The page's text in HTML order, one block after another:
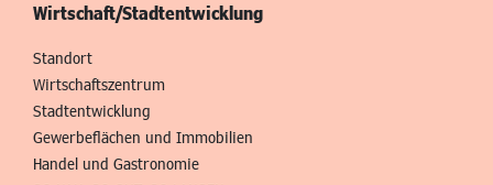
Wirtschaft/Stadtentwicklung
Standort
Wirtschaftszentrum
Stadtentwicklung
Gewerbeflächen und Immobilien
Handel und Gastronomie